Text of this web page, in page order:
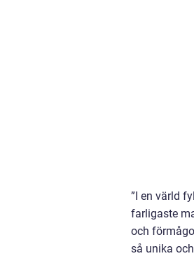
”I en värld
farligaste
och
så unika